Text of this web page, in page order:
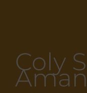
Coly